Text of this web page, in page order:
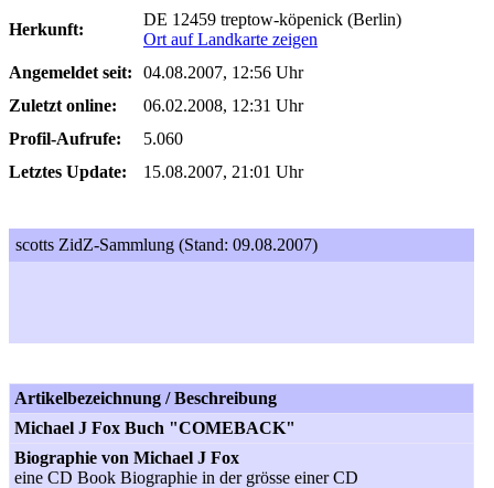
Herkunft:
DE 12459 treptow-köpenick (Berlin)
Ort auf Landkarte zeigen
Angemeldet seit:
04.08.2007, 12:56 Uhr
Zuletzt online:
06.02.2008, 12:31 Uhr
Profil-Aufrufe:
5.060
Letztes Update:
15.08.2007, 21:01 Uhr
scotts ZidZ-Sammlung (Stand: 09.08.2007)
Artikelbezeichnung / Beschreibung
Michael J Fox Buch "COMEBACK"
Biographie von Michael J Fox
eine CD Book Biographie in der grösse einer CD